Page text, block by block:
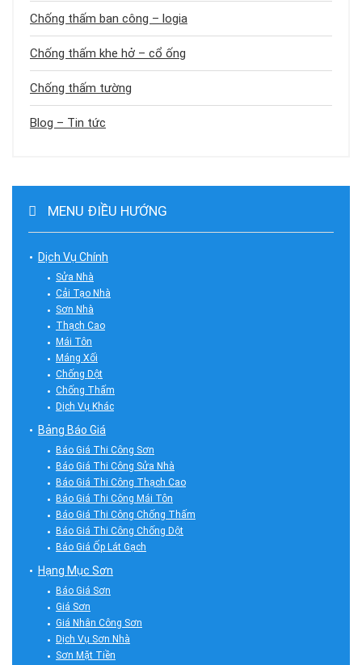
Chống thấm ban công – logia
Chống thấm khe hở – cổ ống
Chống thấm tường
Blog – Tin tức
MENU ĐIỀU HƯỚNG
Dịch Vụ Chính
Sửa Nhà
Cải Tạo Nhà
Sơn Nhà
Thạch Cao
Mái Tôn
Máng Xối
Chống Dột
Chống Thấm
Dịch Vụ Khác
Bảng Báo Giá
Báo Giá Thi Công Sơn
Báo Giá Thi Công Sửa Nhà
Báo Giá Thi Công Thạch Cao
Báo Giá Thi Công Mái Tôn
Báo Giá Thi Công Chống Thấm
Báo Giá Thi Công Chống Dột
Báo Giá Ốp Lát Gạch
Hạng Mục Sơn
Báo Giá Sơn
Giá Sơn
Giá Nhân Công Sơn
Dịch Vụ Sơn Nhà
Sơn Mặt Tiền